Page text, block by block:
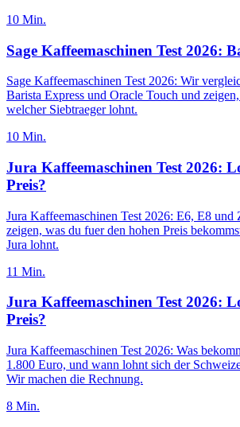
10 Min.
Sage Kaffeemaschinen Test 2026:
Sage Kaffeemaschinen Test 2026: Wir
Barista Express und Oracle Touch und
welcher Siebtraeger lohnt.
10 Min.
Jura Kaffeemaschinen Test 2026:
Preis?
Jura Kaffeemaschinen Test 2026: E6, E8
zeigen, was du fuer den hohen Preis
Jura lohnt.
11 Min.
Jura Kaffeemaschinen Test 2026:
Preis?
Jura Kaffeemaschinen Test 2026: Was
1.800 Euro, und wann lohnt sich der
Wir machen die Rechnung.
8 Min.